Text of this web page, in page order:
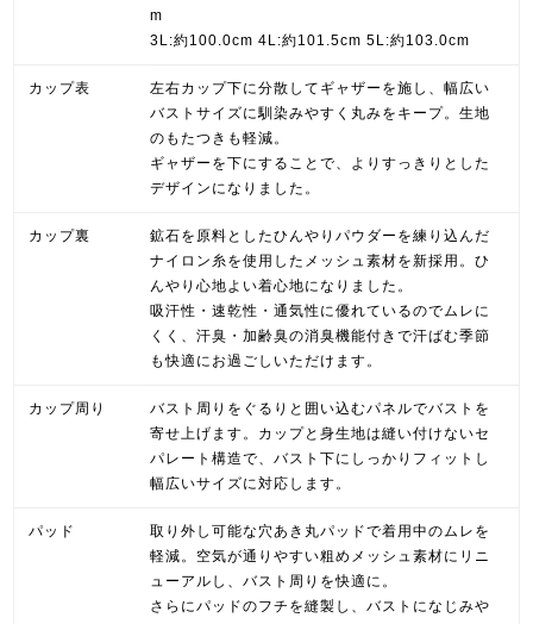
m
3L:約100.0cm 4L:約101.5cm 5L:約103.0cm
カップ表
左右カップ下に分散してギャザーを施し、幅広い
バストサイズに馴染みやすく丸みをキープ。生地
のもたつきも軽減。
ギャザーを下にすることで、よりすっきりとした
デザインになりました。
カップ裏
鉱石を原料としたひんやりパウダーを練り込んだ
ナイロン糸を使用したメッシュ素材を新採用。ひ
んやり心地よい着心地になりました。
吸汗性・速乾性・通気性に優れているのでムレに
くく、汗臭・加齢臭の消臭機能付きで汗ばむ季節
も快適にお過ごしいただけます。
カップ周り
バスト周りをぐるりと囲い込むパネルでバストを
寄せ上げます。カップと身生地は縫い付けないセ
パレート構造で、バスト下にしっかりフィットし
幅広いサイズに対応します。
パッド
取り外し可能な穴あき丸パッドで着用中のムレを
軽減。空気が通りやすい粗めメッシュ素材にリニ
ューアルし、バスト周りを快適に。
さらにパッドのフチを縫製し、バストになじみや